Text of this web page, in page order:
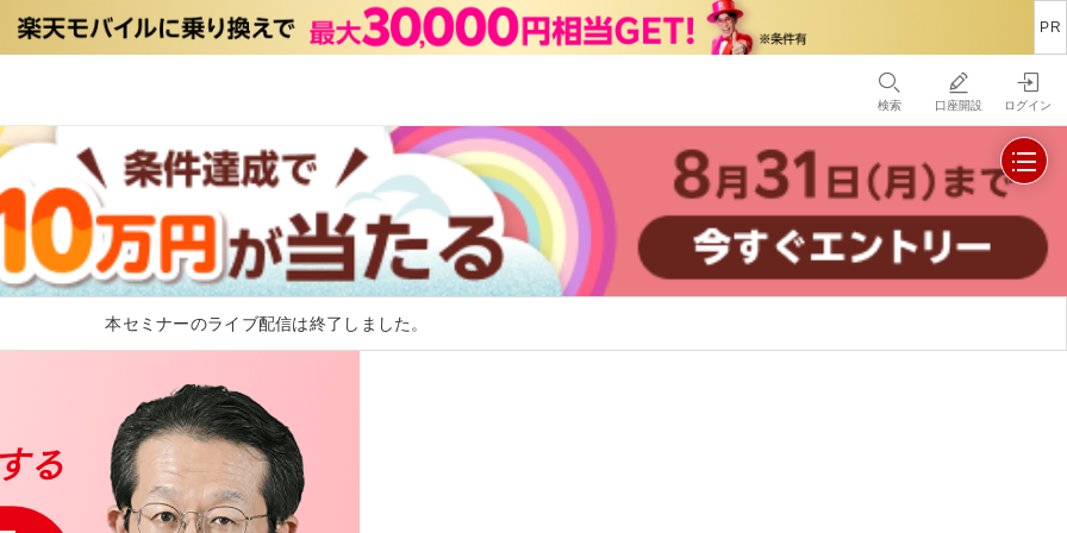
検索 口座開設 ログイン
本セミナーのライブ配信は終了しました。